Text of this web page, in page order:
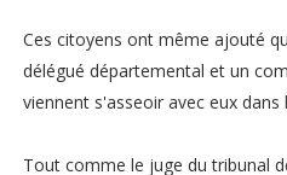
Ces citoyens ont même ajouté
délégué départemental et un
viennent s'asseoir avec eux dans
Tout comme le juge du tribunal